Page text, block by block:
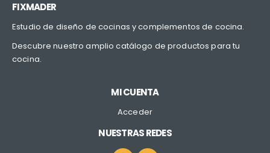
FIXMADER
Estudio de diseño de cocinas y complementos de cocina.
Descubre nuestro amplio catálogo de productos para tu
cocina.
MI CUENTA
Acceder
NUESTRAS REDES